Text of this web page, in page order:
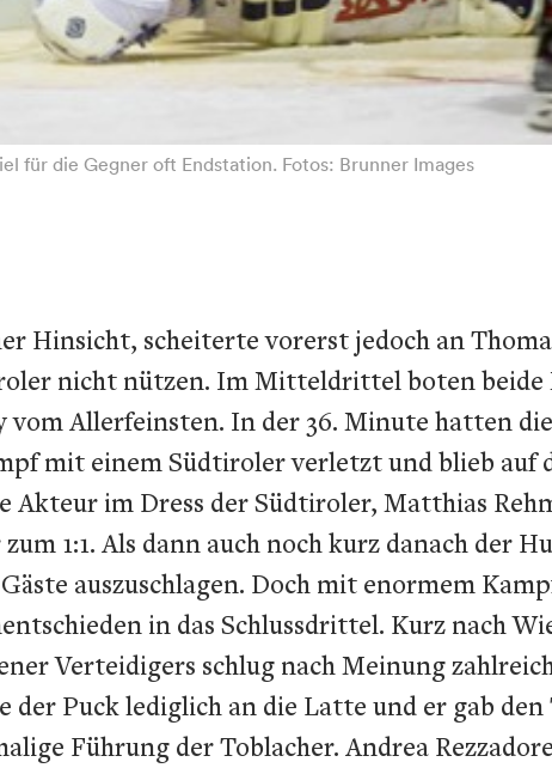
für die Gegner oft Endstation. Fotos: Brunner Images
Hinsicht, scheiterte vorerst jedoch an
nicht nützen. Im Mitteldrittel boten beide
vom Allerfeinsten. In der 36. Minute hatten
mit einem Südtiroler verletzt und blieb auf
Akteur im Dress der Südtiroler, Matthias
1:1. Als dann auch noch kurz danach der
auszuschlagen. Doch mit enormem
in das Schlussdrittel. Kurz nach
Verteidigers schlug nach Meinung
der Puck lediglich an die Latte und er gab
Führung der Toblacher. Andrea